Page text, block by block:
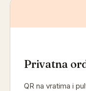
Privatna
QR na vratima i